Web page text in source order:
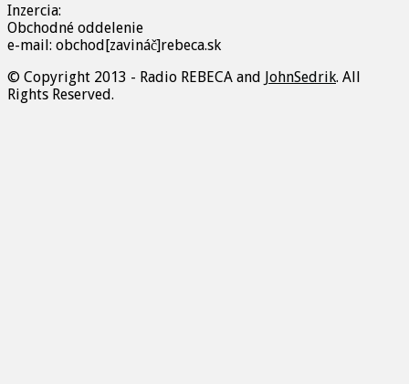
Inzercia:
Obchodné oddelenie
e-mail: obchod[zavináč]rebeca.sk
© Copyright 2013 - Radio REBECA and JohnSedrik. All
Rights Reserved.